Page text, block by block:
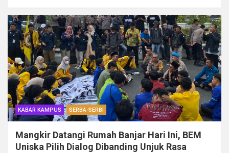
KABAR KAMPUS SERBA-SERBI
Mangkir Datangi Rumah Banjar Hari Ini, BEM
Uniska Pilih Dialog Dibanding Unjuk Rasa